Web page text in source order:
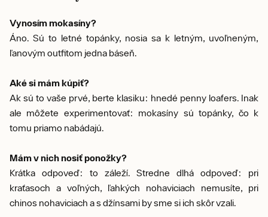
Vynosím mokasíny?
Áno. Sú to letné topánky, nosia sa k letným, uvoľneným,
ľanovým outfitom jedna báseň.
Aké si mám kúpiť?
Ak sú to vaše prvé, berte klasiku: hnedé penny loafers. Inak
ale môžete experimentovať: mokasíny sú topánky, čo k
tomu priamo nabádajú.
Mám v nich nosiť ponožky?
Krátka odpoveď: to záleží. Stredne dlhá odpoveď: pri
kraťasoch a voľných, ľahkých nohaviciach nemusíte, pri
chinos nohaviciach a s džínsami by sme si ich skôr vzali.